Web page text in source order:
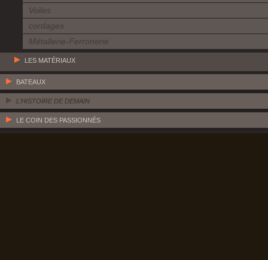
Voiles
cordages
Métallerie-Ferronerie
LES MATÉRIAUX
BATEAUX
L'HISTOIRE DE DEMAIN
LE COIN DES PASSIONNÉS